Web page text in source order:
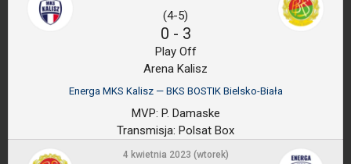
(4-5)
0 - 3
Play Off
Arena Kalisz
Energa MKS Kalisz — BKS BOSTIK Bielsko-Biała
MVP: P. Damaske
Transmisja: Polsat Box
4 kwietnia 2023 (wtorek)